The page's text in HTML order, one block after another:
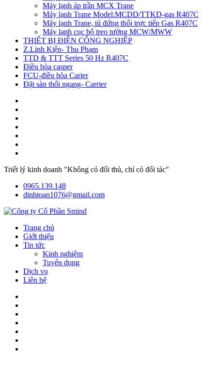
Máy lạnh áp trần MCX Trane
Máy lạnh Trane Model:MCDD/TTKD-gas R407C
Máy lạnh Trane, tủ đứng thổi trực tiếp Gas R407C
Máy lạnh cục bộ treo tường MCW/MWW
THIẾT BỊ ĐIỆN CÔNG NGHIỆP
Z.Linh Kiện- Thu Phạm
TTD & TTT Series 50 Hz R407C
Điều hòa casper
FCU-điều hòa Carier
Đặt sàn thổi ngang- Carrier
Triết lý kinh doanh "Không có đối thủ, chỉ có đối tác"
0965.139.148
dinhtoan1076@gmail.com
Trang chủ
Giới thiệu
Tin tức
Kinh nghiệm
Tuyển dụng
Dịch vụ
Liên hệ